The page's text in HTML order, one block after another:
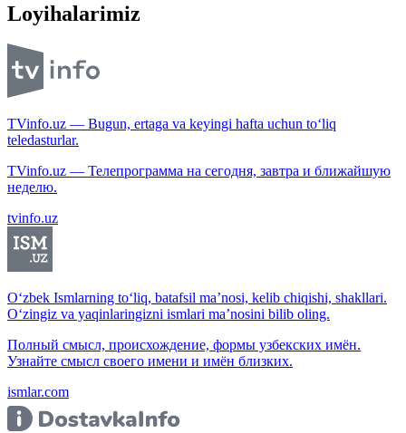
Loyihalarimiz
TVinfo.uz — Bugun, ertaga va keyingi hafta uchun to‘liq
teledasturlar.
TVinfo.uz — Телепрограмма на сегодня, завтра и ближайшую
неделю.
tvinfo.uz
O‘zbek Ismlarning to‘liq, batafsil ma’nosi, kelib chiqishi, shakllari.
O‘zingiz va yaqinlaringizni ismlari ma’nosini bilib oling.
Полный смысл, происхождение, формы узбекских имён.
Узнайте смысл своего имени и имён близких.
ismlar.com